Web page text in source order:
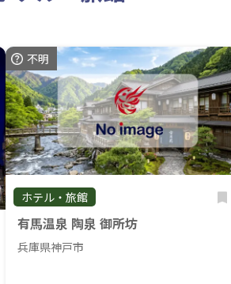
不明
ホテル・旅館
有馬温泉 陶泉 御所坊
兵庫県神戸市